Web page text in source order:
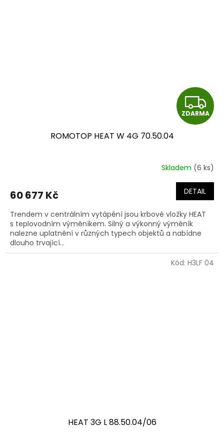
Z
D
R
M
A
ZDARMA
ROMOTOP HEAT W 4G 70.50.04
Skladem (6 ks)
60 677 Kč DETAIL
Trendem v centrálním vytápění jsou krbové vložky HEAT
s teplovodním výměníkem. Silný a výkonný výměník
nalezne uplatnění v různých typech objektů a nabídne
dlouho trvající...
HEAT 3G L 88.50.04/06
Kód: H3LF 04